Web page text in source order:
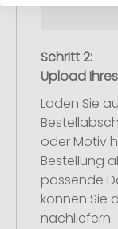
Schritt 2:
Upload
Laden Sie
oder Motiv
Bestellung
passende
können Sie
nachliefern.